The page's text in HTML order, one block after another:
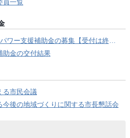
員一覧
援補助金の募集【受付は終了しました。】
助金の交付結果
る市民会議
後の地域づくりに関する市長懇話会